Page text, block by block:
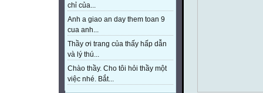
chỉ của...
Anh a giao an day them toan 9
cua anh...
Thầy ơi trang của thấy hấp dẫn
và lý thú...
Chào thầy. Cho tôi hỏi thầy một
việc nhé. Bắt...